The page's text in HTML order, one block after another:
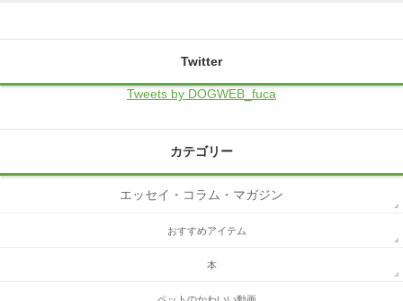
Twitter
Tweets by DOGWEB_fuca
カテゴリー
エッセイ・コラム・マガジン
おすすめアイテム
本